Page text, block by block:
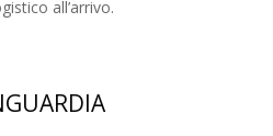
all’arrivo.